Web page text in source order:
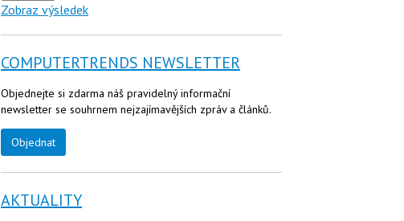
Zobraz výsledek
COMPUTERTRENDS NEWSLETTER
Objednejte si zdarma náš pravidelný informační
newsletter se souhrnem nejzajímavějších zpráv a článků.
Objednat
AKTUALITY